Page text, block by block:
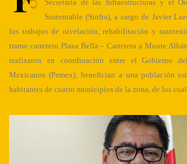
Secretaría de las Infraestructuras y el
Sustentable (Sinfra), a cargo de Javier
los trabajos de nivelación, rehabilitación y
tramo carretero Plaza Bella – Carretera a Monte
realizaron en coordinación entre el Gobierno
Mexicanos (Pemex), benefician a una población
habitantes de cuatro municipios de la zona, de los